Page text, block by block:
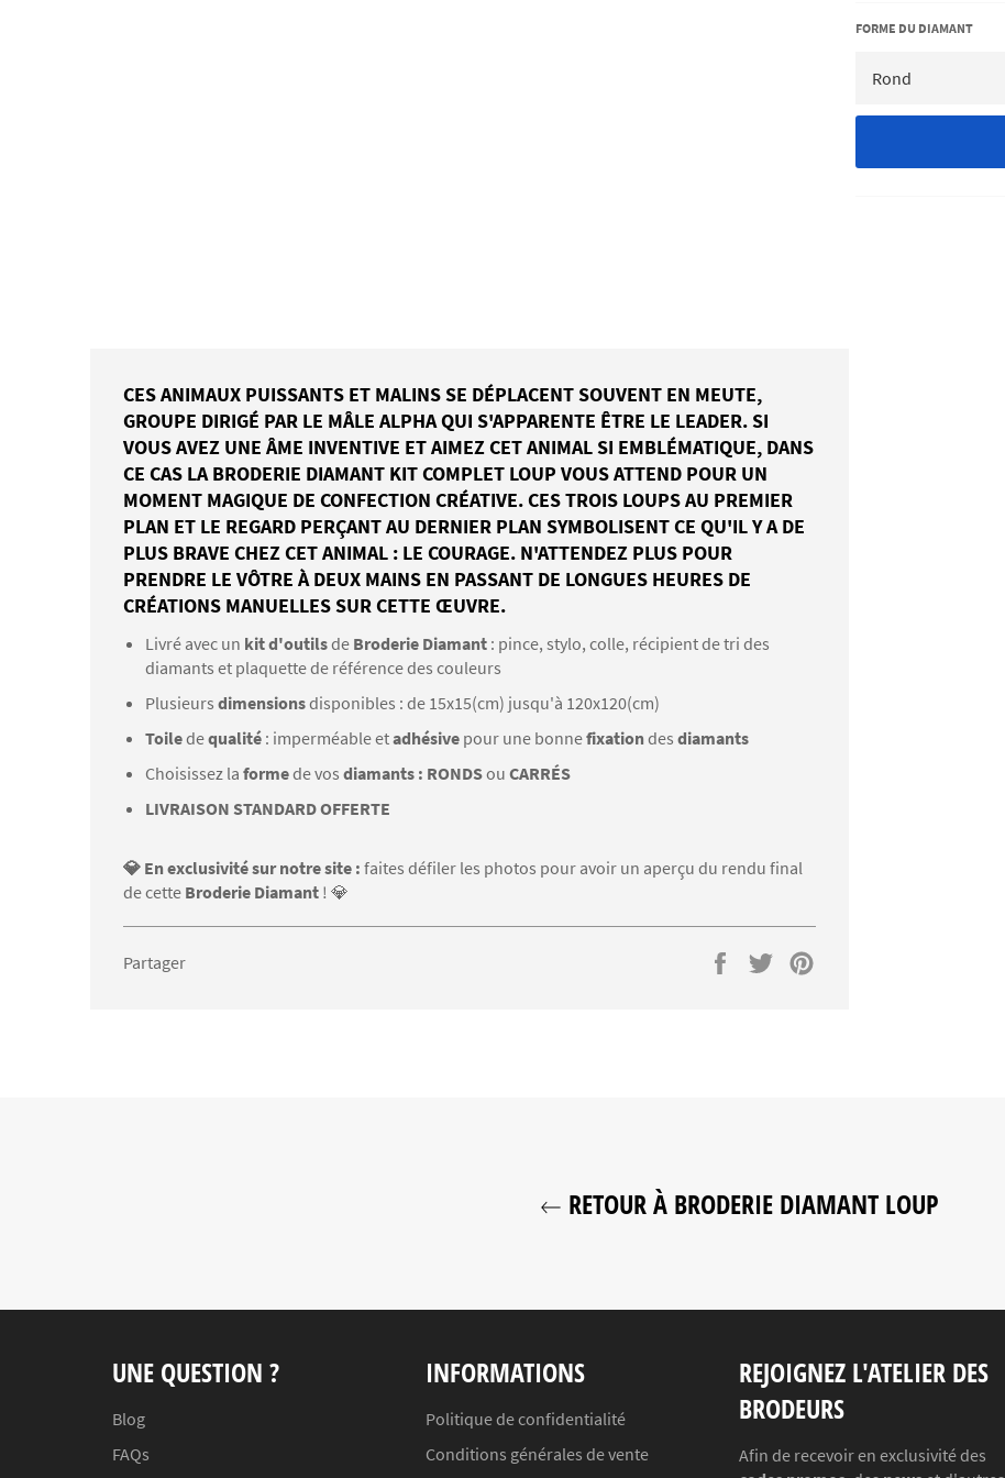
CES ANIMAUX PUISSANTS ET MALINS SE DÉPLACENT SOUVENT EN MEUTE,
GROUPE DIRIGÉ PAR LE MÂLE ALPHA QUI S'APPARENTE ÊTRE LE LEADER. SI
VOUS AVEZ UNE ÂME INVENTIVE ET AIMEZ CET ANIMAL SI EMBLÉMATIQUE, DANS
CE CAS LA BRODERIE DIAMANT KIT COMPLET LOUP VOUS ATTEND POUR UN
MOMENT MAGIQUE DE CONFECTION CRÉATIVE. CES TROIS LOUPS AU PREMIER
PLAN ET LE REGARD PERÇANT AU DERNIER PLAN SYMBOLISENT CE QU'IL Y A DE
PLUS BRAVE CHEZ CET ANIMAL : LE COURAGE. N'ATTENDEZ PLUS POUR
PRENDRE LE VÔTRE À DEUX MAINS EN PASSANT DE LONGUES HEURES DE
CRÉATIONS MANUELLES SUR CETTE ŒUVRE.
Livré avec un kit d'outilsde Broderie Diamant : pince, stylo, colle, récipient de tri des
diamants et plaquette de référence des couleurs
Plusieurs dimensionsdisponibles : de 15x15(cm) jusqu'à 120x120(cm)
Toiledequalité : imperméable etadhésive pour une bonnefixationdes diamants
Choisissez la formede vos diamants : RONDSou CARRÉS
LIVRAISON STANDARD OFFERTE
💎 En exclusivité sur notre site : faites défiler les photos pour avoir un aperçu du rendu final
de cette Broderie Diamant ! 💎
Partager
PartagerTweeter
FORME DU DIAMANT
RETOUR À BRODERIE DIAMANT LOUP
UNE QUESTION ?
Blog
FAQs
INFORMATIONS
Politique de confidentialité
Conditions générales de vente
REJOIGNEZ L'ATELIER DES
BRODEURS
Afin de recevoir en exclusivité des